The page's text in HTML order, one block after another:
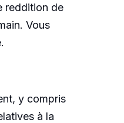
reddition de
Vous
y compris
à la